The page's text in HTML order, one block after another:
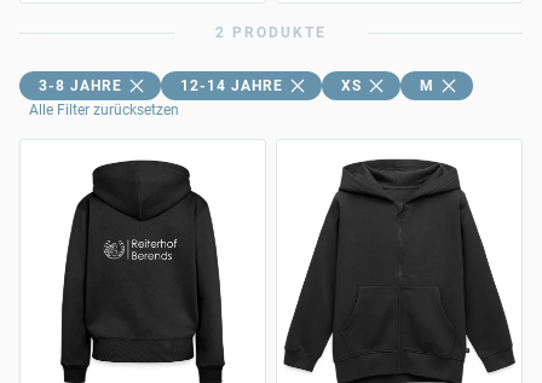
2 PRODUKTE
3-8 JAHRE 12-14 JAHRE XS
M
Alle Filter zurücksetzen